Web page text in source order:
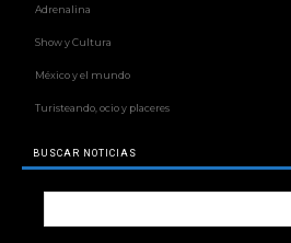
Adrenalina
Show y Cultura
México y el mundo
Turisteando, ocio y placeres
BUSCAR NOTICIAS